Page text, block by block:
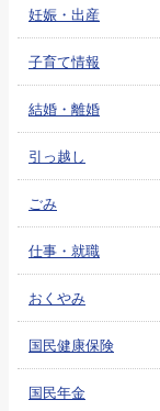
妊娠・出産
子育て情報
結婚・離婚
引っ越し
ごみ
仕事・就職
おくやみ
国民健康保険
国民年金